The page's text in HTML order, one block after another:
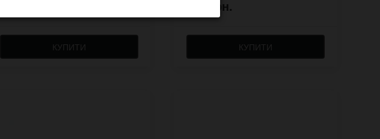
КУПИТИ
330 грн.
КУПИТИ